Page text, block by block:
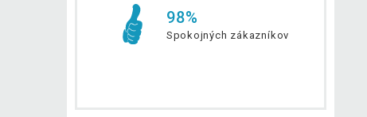
98%
Spokojných zákazníkov